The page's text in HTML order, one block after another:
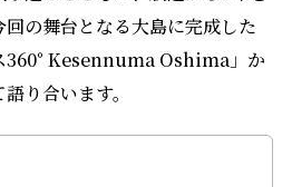
の舞台となる大島に完成した
360° Kesennuma Oshima」か
り合います。